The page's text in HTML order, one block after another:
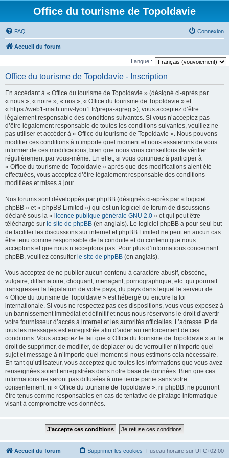
Office du tourisme de Topoldavie
FAQ Connexion
Accueil du forum
Langue :
Office du tourisme de Topoldavie - Inscription
En accédant à « Office du tourisme de Topoldavie » (désigné ci-après par
« nous », « notre », « nos », « Office du tourisme de Topoldavie » et
« https://web1-math.univ-lyon1.fr/prepa-agreg »), vous acceptez d’être
légalement responsable des conditions suivantes. Si vous n’acceptez pas
d’être légalement responsable de toutes les conditions suivantes, veuillez ne
pas utiliser et accéder à « Office du tourisme de Topoldavie ». Nous pouvons
modifier ces conditions à n’importe quel moment et nous essaierons de vous
informer de ces modifications, bien que nous vous conseillons de vérifier
régulièrement par vous-même. En effet, si vous continuez à participer à
« Office du tourisme de Topoldavie » après que des modifications aient été
effectuées, vous acceptez d’être légalement responsable des conditions
modifiées et mises à jour.
Nos forums sont développés par phpBB (désignés ci-après par « logiciel
phpBB » et « phpBB Limited ») qui est un logiciel de forum de discussions
déclaré sous la « licence publique générale GNU 2.0 » et qui peut être
téléchargé sur le site de phpBB (en anglais). Le logiciel phpBB a pour seul but
de faciliter les discussions sur internet et phpBB Limited ne peut en aucun cas
être tenu comme responsable de la conduite et du contenu que nous
acceptons et que nous n’acceptons pas. Pour plus d’informations concernant
phpBB, veuillez consulter le site de phpBB (en anglais).
Vous acceptez de ne publier aucun contenu à caractère abusif, obscène,
vulgaire, diffamatoire, choquant, menaçant, pornographique, etc. qui pourrait
transgresser la législation de votre pays, du pays dans lequel le serveur de
« Office du tourisme de Topoldavie » est hébergé ou encore la loi
internationale. Si vous ne respectez pas ces dispositions, vous vous exposez à
un bannissement immédiat et définitif et nous nous réservons le droit d’avertir
votre fournisseur d’accès à internet et les autorités officielles. L’adresse IP de
tous les messages est enregistrée afin d’aider au renforcement de ces
conditions. Vous acceptez le fait que « Office du tourisme de Topoldavie » ait le
droit de supprimer, de modifier, de déplacer ou de verrouiller n’importe quel
sujet et message à n’importe quel moment si nous estimons cela nécessaire.
En tant qu’utilisateur, vous acceptez que toutes les informations que vous avez
renseignées soient enregistrées dans notre base de données. Bien que ces
informations ne seront pas diffusées à une tierce partie sans votre
consentement, ni « Office du tourisme de Topoldavie », ni phpBB, ne pourront
être tenus comme responsables en cas de tentative de piratage informatique
visant à compromettre vos données.
Accueil du forum Fuseau horaire sur UTC+02:00
Supprimer les cookies